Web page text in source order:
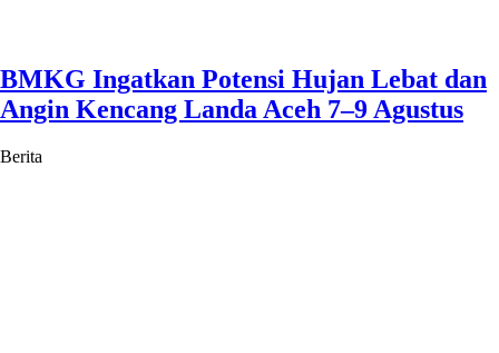
BMKG Ingatkan Potensi Hujan Lebat dan
Angin Kencang Landa Aceh 7–9 Agustus
Berita